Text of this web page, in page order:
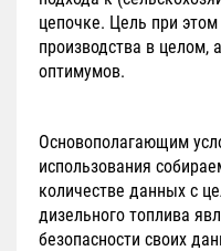
цепочке. Цель при
производства в целом,
оптимумов.
Основополагающим
использования
количестве данных с
дизельного топлива
безопасности своих